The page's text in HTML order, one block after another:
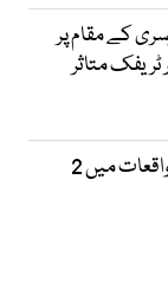
کے مقام پر
متاثر
کراچی: فائرنگ کے مختلف واقعات میں 2